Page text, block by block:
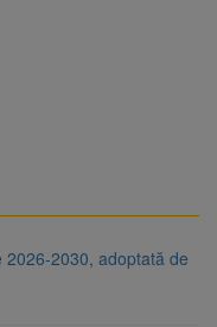
2030, adoptată de